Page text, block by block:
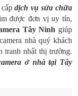
cấpdịch vụ sửa chữa
được đơn vị uy tín,
Tây Ninh giúp
nhà quý khách
tranh nhất thị trường.
ở nhà tại Tây